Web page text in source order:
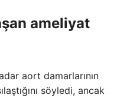
ameliyat
aort damarlarının
söyledi, ancak